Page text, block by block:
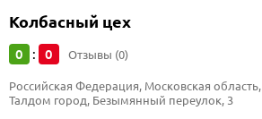
Колбасный цех
0 : 0 Отзывы (0)
Российская Федерация, Московская область,
Талдом город, Безымянный переулок, 3